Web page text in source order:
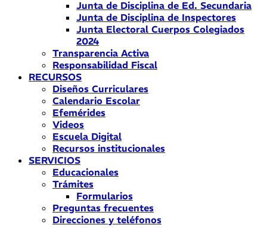
Junta de Disciplina de Ed. Secundaria
Junta de Disciplina de Inspectores
Junta Electoral Cuerpos Colegiados
2024
Transparencia Activa
Responsabilidad Fiscal
RECURSOS
Diseños Curriculares
Calendario Escolar
Efemérides
Videos
Escuela Digital
Recursos institucionales
SERVICIOS
Educacionales
Trámites
Formularios
Preguntas frecuentes
Direcciones y teléfonos